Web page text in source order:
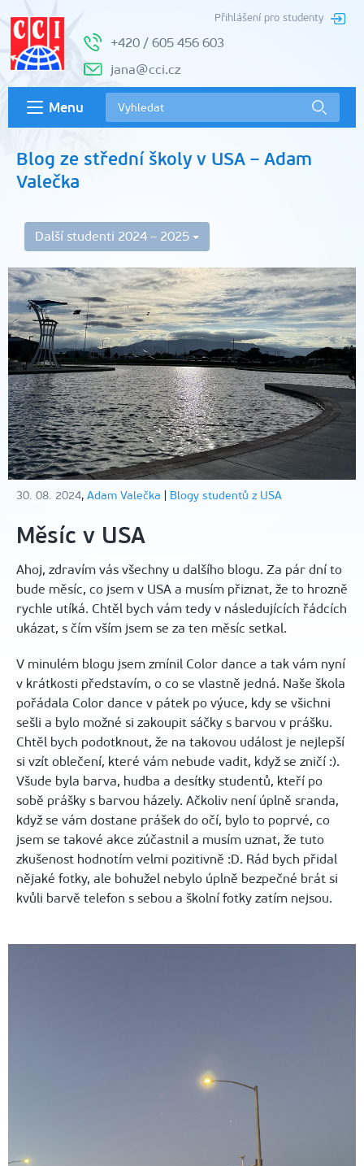
Přihlášení pro studenty
+420 / 605 456 603
jana@cci.cz
Menu
Blog ze střední školy v USA – Adam
Valečka
Další studenti 2024 – 2025
30. 08. 2024, Adam Valečka Blogy studentů z USA
Měsíc v USA
Ahoj, zdravím vás všechny u dalšího blogu. Za pár dní to
bude měsíc, co jsem v USA a musím přiznat, že to hrozně
rychle utíká. Chtěl bych vám tedy v následujících řádcích
ukázat, s čím vším jsem se za ten měsíc setkal.
V minulém blogu jsem zmínil Color dance a tak vám nyní
v krátkosti představím, o co se vlastně jedná. Naše škola
pořádala Color dance v pátek po výuce, kdy se všichni
sešli a bylo možné si zakoupit sáčky s barvou v prášku.
Chtěl bych podotknout, že na takovou událost je nejlepší
si vzít oblečení, které vám nebude vadit, když se zničí :).
Všude byla barva, hudba a desítky studentů, kteří po
sobě prášky s barvou házely. Ačkoliv není úplně sranda,
když se vám dostane prášek do očí, bylo to poprvé, co
jsem se takové akce zúčastnil a musím uznat, že tuto
zkušenost hodnotím velmi pozitivně :D. Rád bych přidal
nějaké fotky, ale bohužel nebylo úplně bezpečné brát si
kvůli barvě telefon s sebou a školní fotky zatím nejsou.